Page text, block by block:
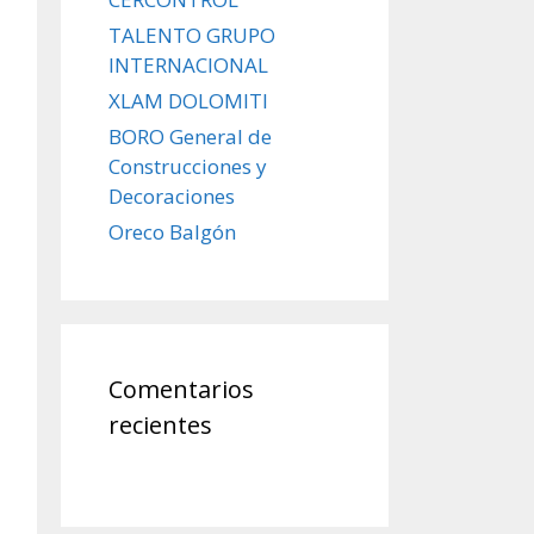
TALENTO GRUPO
INTERNACIONAL
XLAM DOLOMITI
BORO General de
Construcciones y
Decoraciones
Oreco Balgón
Comentarios
recientes